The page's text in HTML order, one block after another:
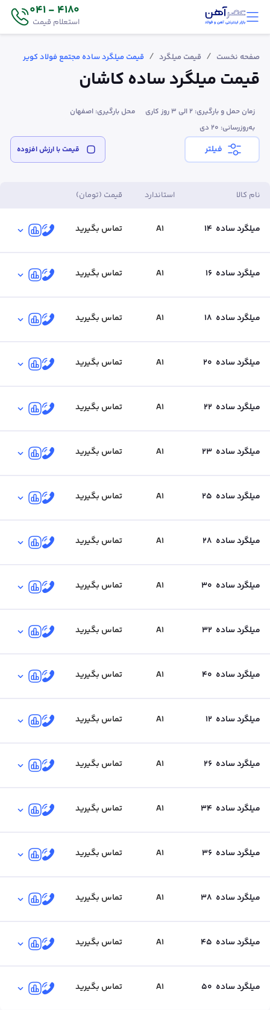
4180 - 041
استعلام قیمت
صفحه نخست / قیمت میلگرد / قیمت میلگرد ساده مجتمع فولاد کویر
قیمت میلگرد ساده کاشان
زمان حمل و بارگیری: 2 الی 3 روز کاری
محل بارگیری: اصفهان
به‌روزرسانی: ۲۰ دی
فیلتر قیمت‌ با ارزش افزوده
نام کالا استاندارد قیمت (تومان)
میلگرد ساده 14
A1 تماس بگیرید
میلگرد ساده 16
A1 تماس بگیرید
میلگرد ساده 18
A1 تماس بگیرید
میلگرد ساده 20
A1 تماس بگیرید
میلگرد ساده 22
A1 تماس بگیرید
میلگرد ساده 23
A1 تماس بگیرید
میلگرد ساده 25
A1 تماس بگیرید
میلگرد ساده 28
A1 تماس بگیرید
میلگرد ساده 30
A1 تماس بگیرید
میلگرد ساده 32
A1 تماس بگیرید
میلگرد ساده 40
A1 تماس بگیرید
میلگرد ساده 12
A1 تماس بگیرید
میلگرد ساده 26
A1 تماس بگیرید
میلگرد ساده 34
A1 تماس بگیرید
میلگرد ساده 36
A1 تماس بگیرید
میلگرد ساده 38
A1 تماس بگیرید
میلگرد ساده 45
A1 تماس بگیرید
میلگرد ساده 50
A1 تماس بگیرید